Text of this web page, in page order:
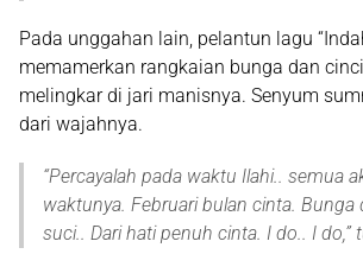
Pada unggahan lain, pelantun lagu
memamerkan rangkaian bunga dan
melingkar di jari manisnya. Senyum
dari wajahnya.
“Percayalah pada waktu Ilahi.. semua
waktunya. Februari bulan cinta. Bunga
suci.. Dari hati penuh cinta. I do.. I do,”